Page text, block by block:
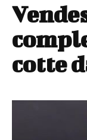
cotte